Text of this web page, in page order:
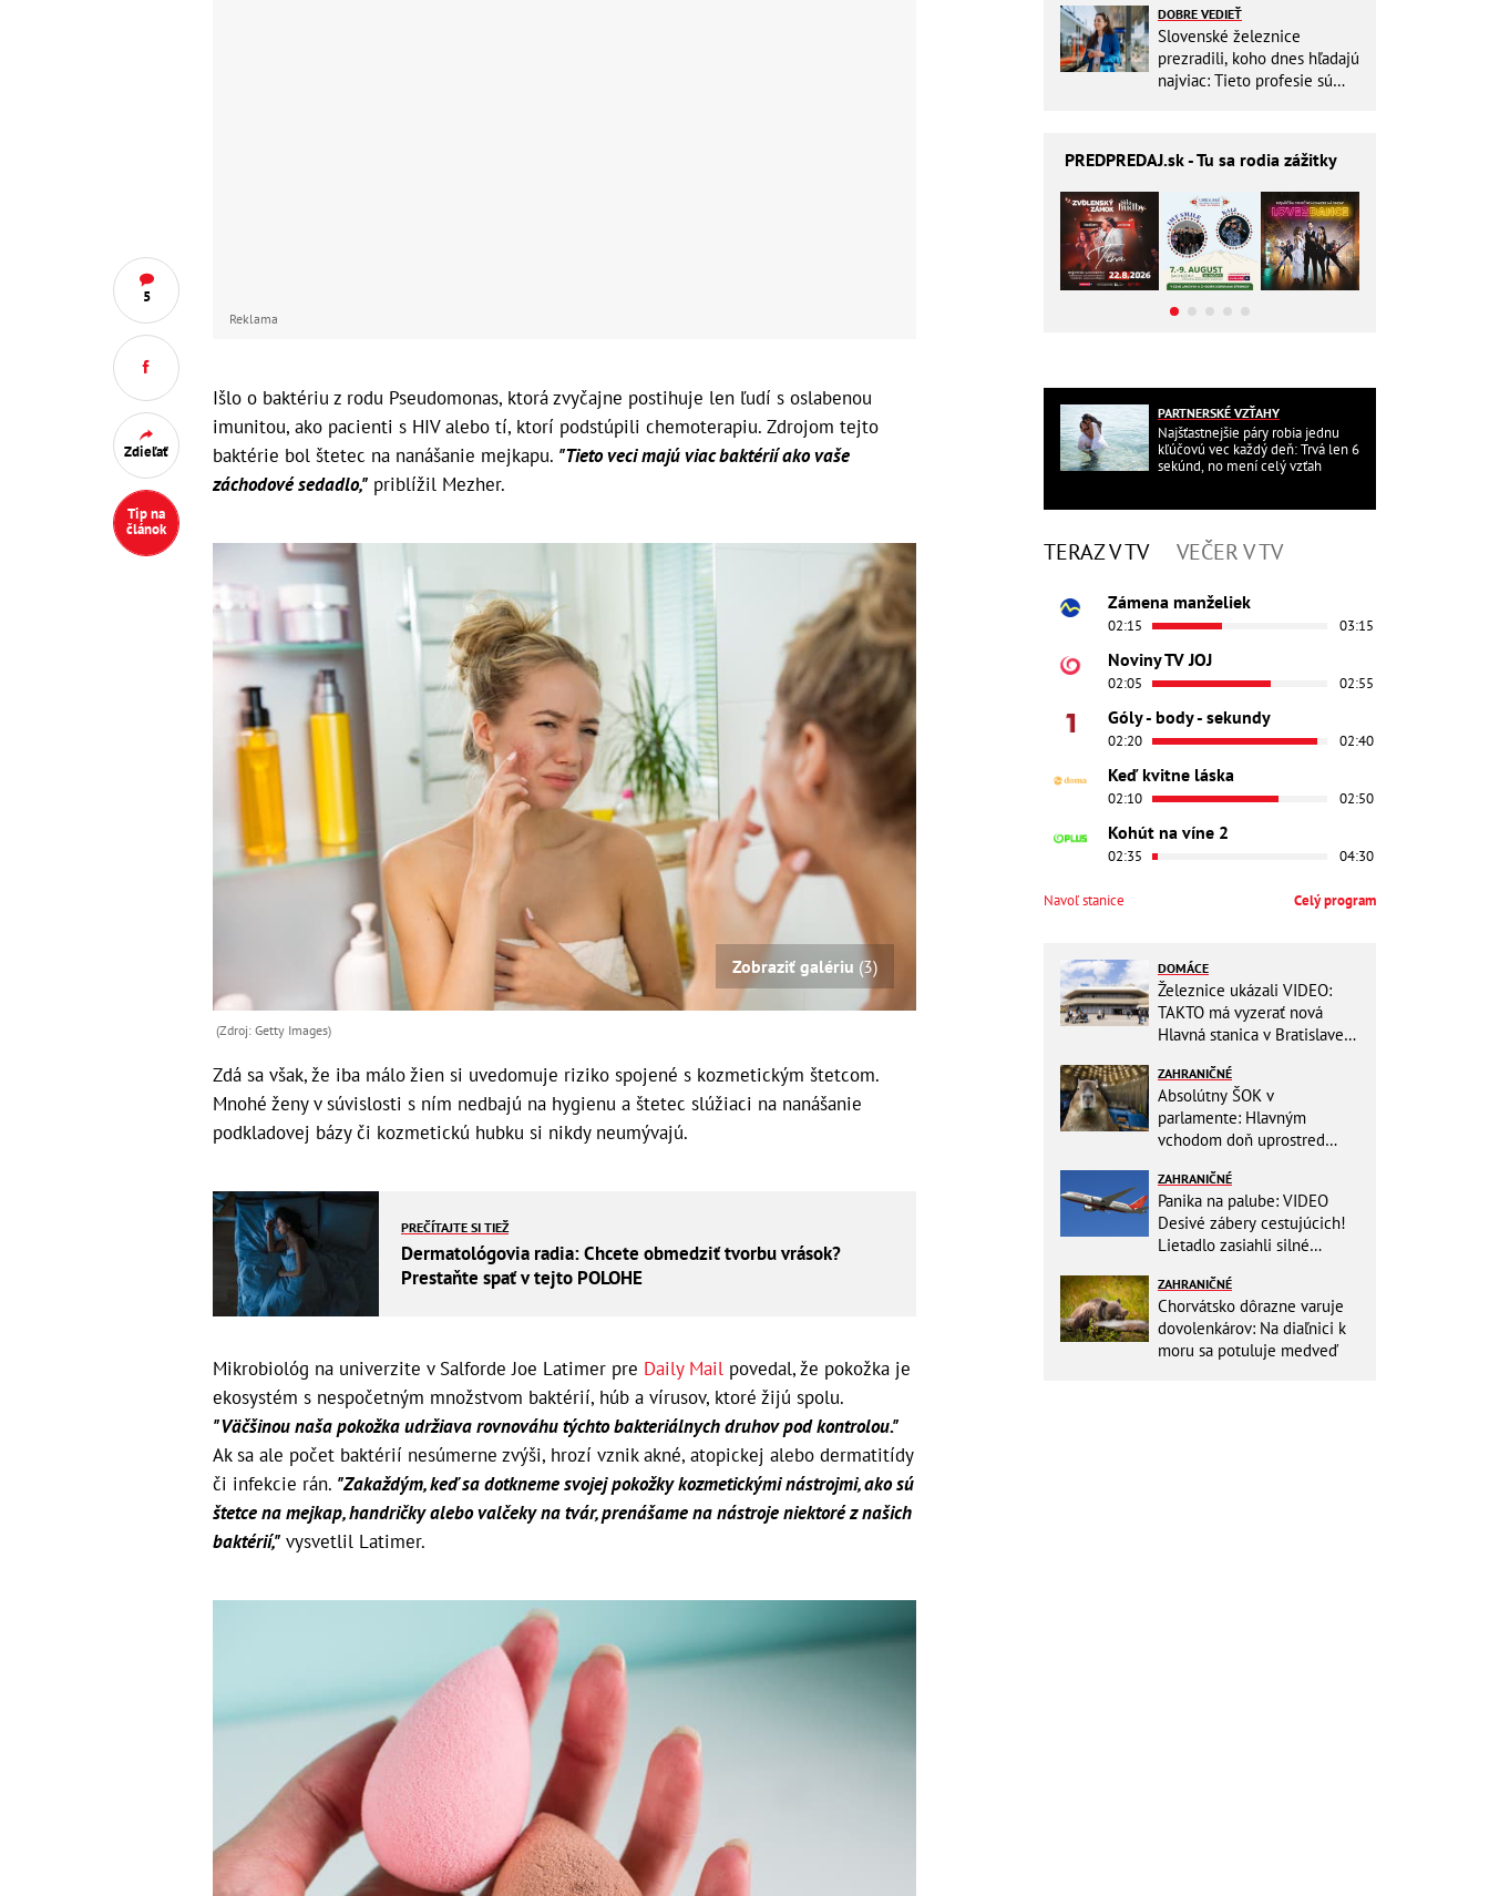
5
Zdieľať
Tip na
článok
Reklama
Išlo o baktériu z rodu Pseudomonas, ktorá zvyčajne postihuje len ľudí s oslabenou
imunitou, ako pacienti s HIV alebo tí, ktorí podstúpili chemoterapiu. Zdrojom tejto
baktérie bol štetec na nanášanie mejkapu. "Tieto veci majú viac baktérií ako vaše
záchodové sedadlo," priblížil Mezher.
Zobraziť galériu (3)
(Zdroj: Getty Images)
Zdá sa však, že iba málo žien si uvedomuje riziko spojené s kozmetickým štetcom.
Mnohé ženy v súvislosti s ním nedbajú na hygienu a štetec slúžiaci na nanášanie
podkladovej bázy či kozmetickú hubku si nikdy neumývajú.
PREČÍTAJTE SI TIEŽ
Dermatológovia radia: Chcete obmedziť tvorbu vrások?
Prestaňte spať v tejto POLOHE
Mikrobiológ na univerzite v Salforde Joe Latimer pre Daily Mail povedal, že pokožka je
ekosystém s nespočetným množstvom baktérií, húb a vírusov, ktoré žijú spolu.
"Väčšinou naša pokožka udržiava rovnováhu týchto bakteriálnych druhov pod kontrolou."
Ak sa ale počet baktérií nesúmerne zvýši, hrozí vznik akné, atopickej alebo dermatitídy
či infekcie rán. "Zakaždým, keď sa dotkneme svojej pokožky kozmetickými nástrojmi, ako sú
štetce na mejkap, handričky alebo valčeky na tvár, prenášame na nástroje niektoré z našich
baktérií," vysvetlil Latimer.
DOBRE VEDIEŤ
Slovenské železnice
prezradili, koho dnes hľadajú
najviac: Tieto profesie sú
PREDPREDAJ.sk - Tu sa rodia zážitky
PARTNERSKÉ VZŤAHY
Najšťastnejšie páry robia jednu
kľúčovú vec každý deň: Trvá len 6
sekúnd, no mení celý vzťah
TERAZ V TV VEČER V TV
Zámena manželiek
02:15 03:15
Noviny TV JOJ
02:05 02:55
Góly - body - sekundy
02:20 02:40
Keď kvitne láska
02:10 02:50
Kohút na víne 2
02:35 04:30
Navoľ stanice Celý program
DOMÁCE
Železnice ukázali VIDEO:
TAKTO má vyzerať nová
Hlavná stanica v Bratislave!
toalety
ZAHRANIČNÉ
Absolútny ŠOK v
parlamente: Hlavným
vchodom doň uprostred
KAPYBARY, kde sa tam
nabrali?
ZAHRANIČNÉ
Panika na palube: VIDEO
Desivé zábery cestujúcich!
Lietadlo zasiahli silné
ZAHRANIČNÉ
Chorvátsko dôrazne varuje
dovolenkárov: Na diaľnici k
moru sa potuluje medveď